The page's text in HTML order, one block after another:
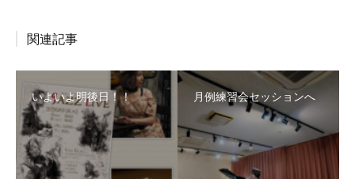
関連記事
いよいよ明後日！！ 月例練習会セッションへ